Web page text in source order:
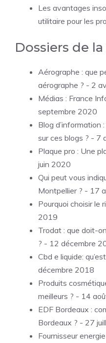
Les avantages
utilitaire pour les
Dossiers de
Aérographe : que
aérographe ? - 2
Médias : France
septembre 2020
Blog d’information
sur ces blogs ? - 7
Plaque pro : Une
juin 2020
Qui peut vous
Montpellier ? - 17
Pourquoi choisir le
2019
Trodat : que doit-
? - 12 décembre
Cbd e liquide:
décembre 2018
Produits
meilleurs ? - 14
EDF Bordeaux :
Bordeaux ? - 27
Fournisseur